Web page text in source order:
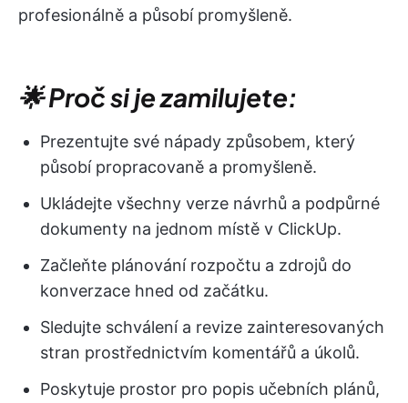
profesionálně a působí promyšleně.
🌟 Proč si je zamilujete:
Prezentujte své nápady způsobem, který
působí propracovaně a promyšleně.
Ukládejte všechny verze návrhů a podpůrné
dokumenty na jednom místě v ClickUp.
Začleňte plánování rozpočtu a zdrojů do
konverzace hned od začátku.
Sledujte schválení a revize zainteresovaných
stran prostřednictvím komentářů a úkolů.
Poskytuje prostor pro popis učebních plánů,